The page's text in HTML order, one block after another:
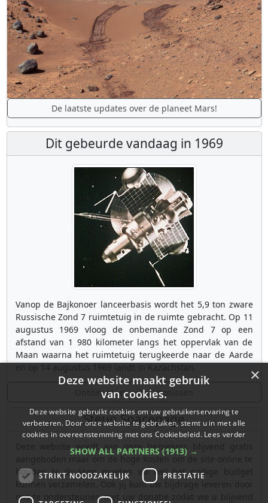
De laatste updates over de planeet Mars!
Dit gebeurde vandaag in 1969
Vanop de Bajkonoer lanceerbasis wordt het 5,9 ton zware
Russische Zond 7 ruimtetuig in de ruimte gebracht. Op 11
augustus 1969 vloog de onbemande Zond 7 op een
afstand van 1 980 kilometer langs het oppervlak van de
Maan waarna het ruimtetuig terugkeerde naar de Aarde
Ontdek meer gebeurtenissen
Steun Spacepage
Deze website wordt aan onze bezoekers blijvend gratis
aangeboden maar om de hoge kosten om de site online te
houden te drukken moeten we wel het nodige budget
kunnen verzamelen. Ook jij kunt uw bijdrage leveren door
ons te ondersteunen met uw donatie zodat we u blijvend
×
Deze website maakt gebruik
van cookies.
Deze website gebruikt cookies om uw gebruikerservaring te
verbeteren. Door onze website te gebruiken, stemt u in met alle
cookies in overeenstemming met ons Cookiebeleid. Lees verder
SHOW ALL PARTNERS (1913) →
STRIKT NOODZAKELIJK PRESTATIE